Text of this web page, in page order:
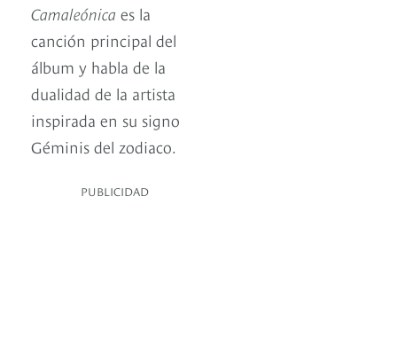
Camaleónica es la
canción principal del
álbum y habla de la
dualidad de la artista
inspirada en su signo
Géminis del zodiaco.
PUBLICIDAD